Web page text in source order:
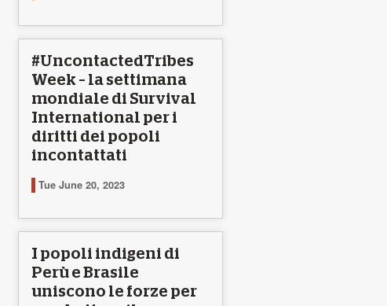
#UncontactedTribes
Week – la settimana
mondiale di Survival
International per i
diritti dei popoli
incontattati
Tue June 20, 2023
I popoli indigeni di
Perù e Brasile
uniscono le forze per